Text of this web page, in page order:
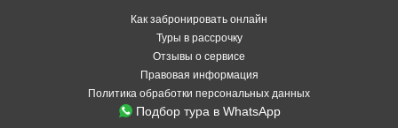
Как забронировать онлайн
Туры в рассрочку
Отзывы о сервисе
Правовая информация
Политика обработки персональных данных
Подбор тура в WhatsApp